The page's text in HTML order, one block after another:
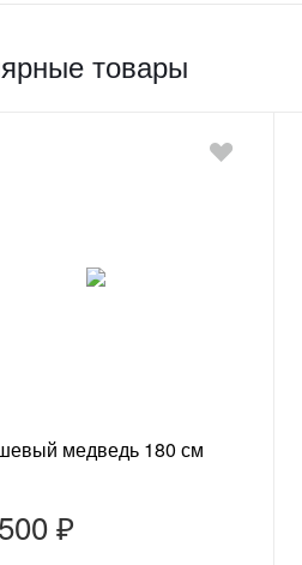
товары
медведь 180 см
₽